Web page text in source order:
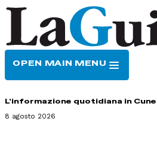
OPEN MAIN MENU
L'informazione quotidiana in
8 agosto 2026